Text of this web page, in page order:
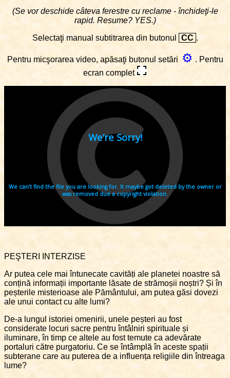
(Se vor deschide câteva ferestre cu reclame - închideţi-le
rapid. Resume? YES.)
Selectaţi manual subtitrarea din butonul
CC .
Pentru micşorarea video, apăsaţi butonul setări ⚙ . Pentru
ecran complet
PEŞTERI INTERZISE
Ar putea cele mai întunecate cavități ale planetei noastre să
conțină informații importante lăsate de strămoșii noștri? Și în
peșterile misterioase ale Pământului, am putea găsi dovezi
ale unui contact cu alte lumi?
De-a lungul istoriei omenirii, unele peșteri au fost
considerate locuri sacre pentru întâlniri spirituale și
iluminare, în timp ce altele au fost temute ca adevărate
portaluri către purgatoriu. Ce se întâmplă în aceste spații
subterane care au puterea de a influența religiile din întreaga
lume?